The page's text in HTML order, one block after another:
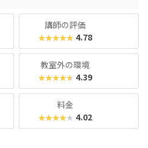
つながる力を育てたい」「子ど
うご家庭にもおすすめのスクー
講師の評価
★★★★★ 4.78
教室外の環境
★★★★★ 4.39
料金
★★★★★ 4.02